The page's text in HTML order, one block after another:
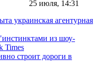
25 июля, 14:31
украинская агентурная
из шоу-
Times
строит дороги в